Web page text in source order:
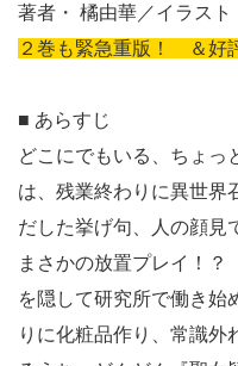
著者・ 橘由華／イラスト
２巻も緊急重版！ ＆好
■ あらすじ
どこにでもいる、ちょっ
は、残業終わりに異世
だした挙げ句、人の顔見
まさかの放置プレイ！
を隠して研究所で働き始
りに化粧品作り、常識外